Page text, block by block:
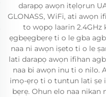
darapọ awọn itẹlọrun
GLONASS, WiFi, ati awọn
to wọpọ laarin 2.4GHz
ẹgbẹẹgbẹrẹ ti o le gba
naa ni awọn iṣeto ti o le
lati darapọ awọn ifihan
naa bi awọn inu ti o nilo.
imọ-ẹrọ ti o tuntun lati ṣe
bẹrẹ. Ohun elo naa nikan